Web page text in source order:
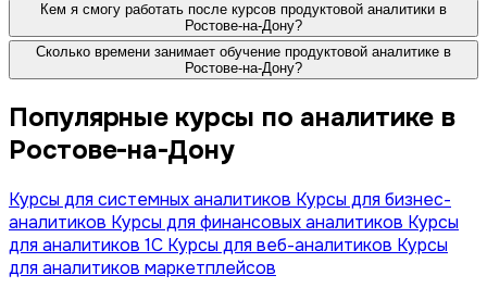
Кем я смогу работать после курсов продуктовой аналитики в
Ростове-на-Дону?
Сколько времени занимает обучение продуктовой аналитике в
Ростове-на-Дону?
Популярные курсы по аналитике в
Ростове-на-Дону
Курсы для системных аналитиков Курсы для бизнес-
аналитиков Курсы для финансовых аналитиков Курсы
для аналитиков 1C Курсы для веб-аналитиков Курсы
для аналитиков маркетплейсов